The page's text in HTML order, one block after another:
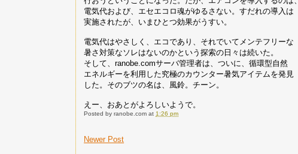
電気代および、エセエコロ魂がゆるさない。すだれの導入は
実施されたが、いまひとつ効果がうすい。
電気代はやさしく、エコであり、それでいてメンテフリーな
暑さ対策なソレはないのかという探索の日々は続いた。
そして、ranobe.comサーバ管理者は、ついに、循環型自然
エネルギーを利用した究極のカウンター暑気アイテムを発見
した。そのブツの名は、風鈴。チーン。
えー、おあとがよろしいようで。
Posted byranobe.com at 1:26 pm
Newer Post